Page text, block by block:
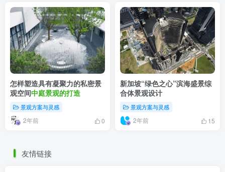
怎样塑造具有凝聚力的私密景
观空间中庭景观的打造
景观方案与灵感
2年前 0
新加坡“绿色之心”滨海盛景综
合体景观设计
景观方案与灵感
2年前 15
友情链接